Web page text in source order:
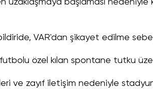
uzaklaşmaya başlaması nedeniyle
VAR'dan şikayet edilme
özel kılan spontane tutku
ve zayıf iletişim nedeniyle